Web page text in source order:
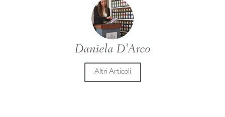
Daniela D'Arco
Altri Articoli